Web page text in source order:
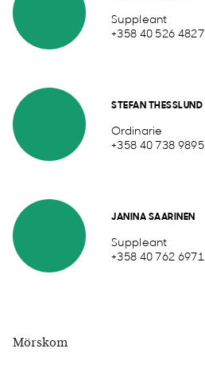
Suppleant
+358 40 526 4827
STEFAN THESSLUND
Ordinarie
+358 40 738 9895
JANINA SAARINEN
Suppleant
+358 40 762 6971
Mörskom